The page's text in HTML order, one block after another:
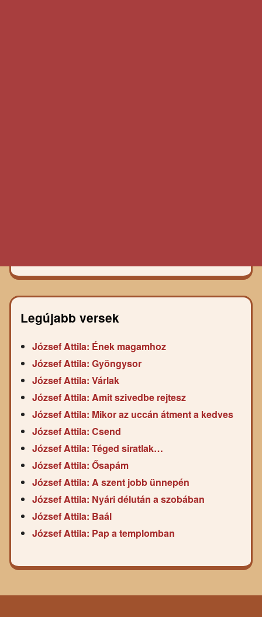
Legújabb versek
József Attila: Ének magamhoz
József Attila: Gyöngysor
József Attila: Várlak
József Attila: Amit szivedbe rejtesz
József Attila: Mikor az uccán átment a kedves
József Attila: Csend
József Attila: Téged siratlak…
József Attila: Ősapám
József Attila: A szent jobb ünnepén
József Attila: Nyári délután a szobában
József Attila: Baál
József Attila: Pap a templomban